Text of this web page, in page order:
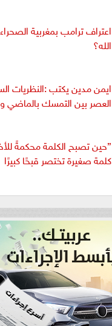
اعتراف ترامب بمغربية
الله؟
ايمن مدين يكتب :النظريات
العصر بين التمسك بالماضي
”حين تصبح الكلمة محكمةً
كلمة صغيرة تختصر قبحًا كبيرًا